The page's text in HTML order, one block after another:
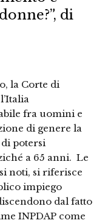
di
la Corte di
fra uomini e
di genere la
potersi
a 65 anni. Le
noti, si riferisce
impiego
dal fatto
INPDAP come